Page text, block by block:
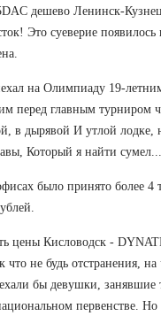
дешево Ленинск-
Это суеверие
на Олимпиаду 19-
перед главным турниром
в дырявой И утлой
Который я найти сумел...
было принято более 4
цены Кисловодск -
что не будь отстранения,
бы девушки, занявшие
первенстве. Но